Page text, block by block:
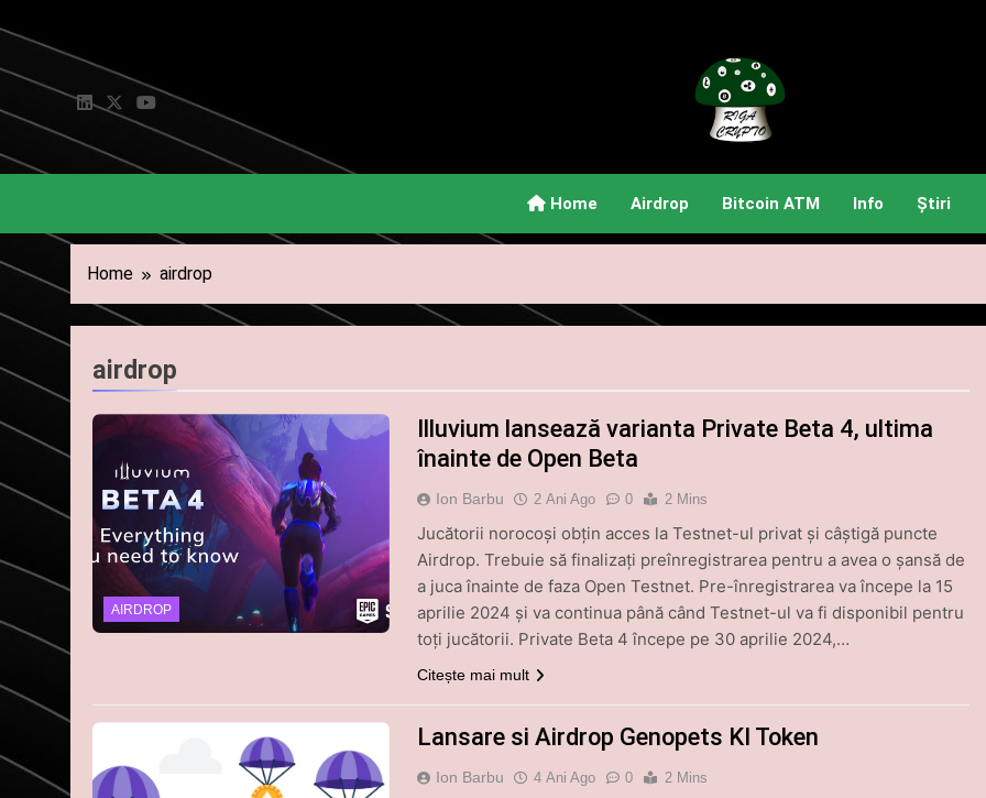
to
content
Riga Crypto
Home Airdrop Bitcoin ATM Info Știri
Home airdrop
airdrop
AIRDROP
Illuvium lansează varianta Private Beta 4, ultima
înainte de Open Beta
Ion Barbu 2 Ani Ago 0 2 Mins
Jucătorii norocoși obțin acces la Testnet-ul privat și câștigă puncte
Airdrop. Trebuie să finalizați preînregistrarea pentru a avea o șansă de
a juca înainte de faza Open Testnet. Pre-înregistrarea va începe la 15
aprilie 2024 și va continua până când Testnet-ul va fi disponibil pentru
toți jucătorii. Private Beta 4 începe pe 30 aprilie 2024,…
Citește mai mult
Lansare si Airdrop Genopets KI Token
Ion Barbu 4 Ani Ago 0 2 Mins